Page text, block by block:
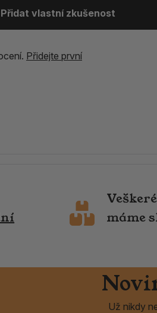
Přidat vlastní zkušenost
Přidejte první
máme
Už nikdy